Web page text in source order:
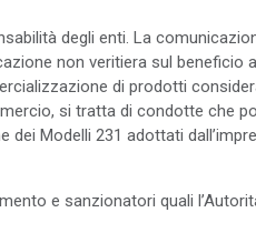
degli enti. La
non veritiera sul
di prodotti
si tratta di condotte che
dei Modelli 231 adottati
e sanzionatori quali